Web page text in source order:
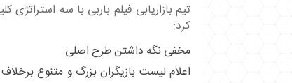
تیم بازاریابی فیلم باربی با سه استراتژی
کرد:
مخفی نگه داشتن طرح اصلی
اعلام لیست بازیگران بزرگ و متنوع